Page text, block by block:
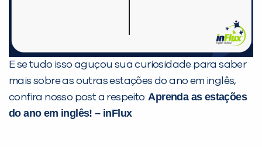
E se tudo isso aguçou sua curiosidade para saber
mais sobre as outras estações do ano em inglês,
confira nosso post a respeito:Aprenda as estações
do ano em inglês! – inFlux